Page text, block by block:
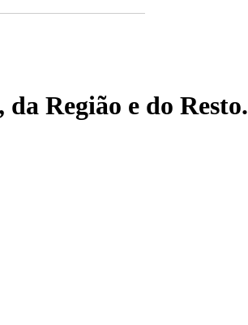
, da Região e do Resto.